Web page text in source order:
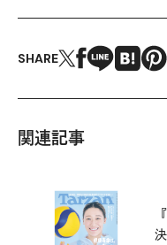
SHARE
関連記事